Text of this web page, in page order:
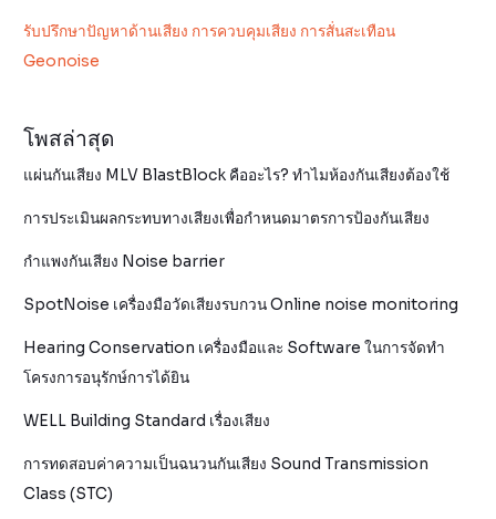
รับปรึกษาปัญหาด้านเสียง การควบคุมเสียง การสั่นสะเทือน
Geonoise
โพสล่าสุด
แผ่นกันเสียง MLV BlastBlock คืออะไร? ทำไมห้องกันเสียงต้องใช้
การประเมินผลกระทบทางเสียงเพื่อกำหนดมาตรการป้องกันเสียง
กำแพงกันเสียง Noise barrier
SpotNoise เครื่องมือวัดเสียงรบกวน Online noise monitoring
Hearing Conservation เครื่องมือและ Software ในการจัดทำ
โครงการอนุรักษ์การได้ยิน
WELL Building Standard เรื่องเสียง
การทดสอบค่าความเป็นฉนวนกันเสียง Sound Transmission
Class (STC)